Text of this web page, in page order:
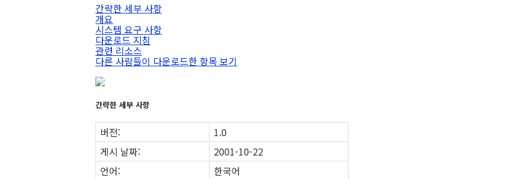
간략한 세부 사항
개요
시스템 요구 사항
다운로드 지침
관련 리소스
다른 사람들이 다운로드한 항목 보기
다운로드 목록으로 이동
간략한 세부 사항
버전:
1.0
게시 날짜:
2001-10-22
언어:
한국어